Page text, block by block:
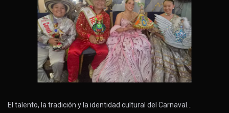
El talento, la tradición y la identidad cultural del Carnaval…